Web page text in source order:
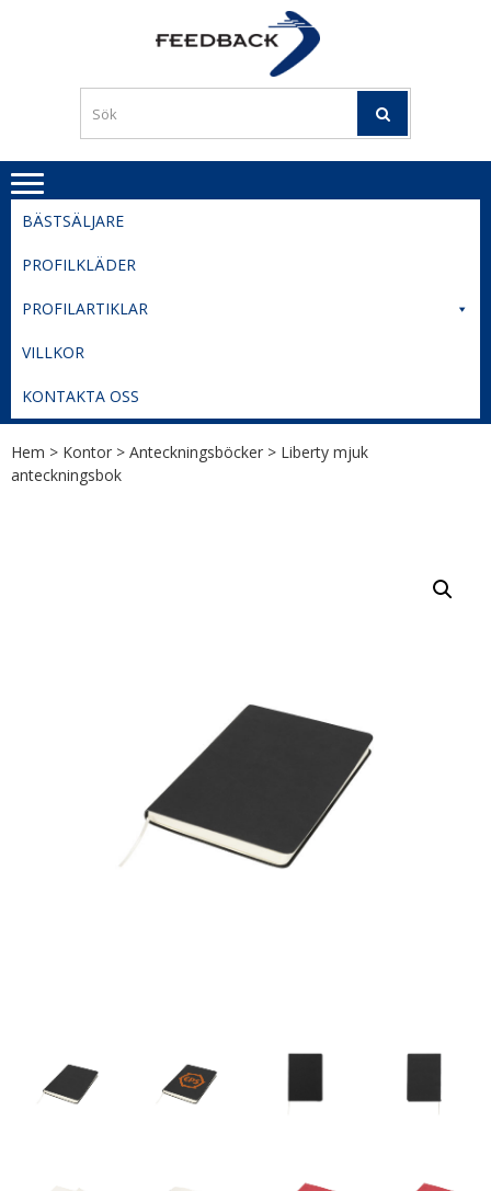
TIL
BESTE
PRISER
BÄSTSÄLJARE
PROFILKLÄDER
PROFILARTIKLAR
VILLKOR
KONTAKTA OSS
Hem > Kontor > Anteckningsböcker > Liberty mjuk
anteckningsbok